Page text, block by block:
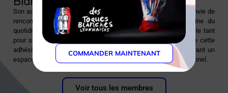
Son adhésion aux Toques Blanches Lyonnaises est née de l’envie de
rencontrer de nouvelles personnes et de sortir de la routine du
quotidien. Pour lui, l’association est un moyen de se sentir utile tant
pour ses pairs que pour les jeunes en formation. L’impact de cette
adhésion sur son parcours professionnel est significatif, offrant un
espace d’échange et de développement personnel et professionnel.
Voir tous les membres
COMMANDER MAINTENANT